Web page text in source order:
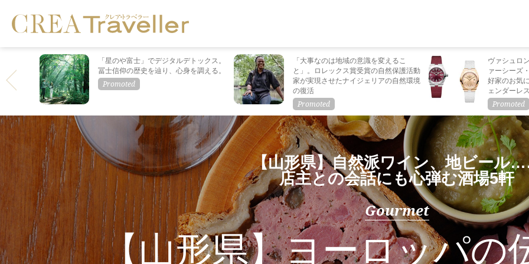
「星のや富士」でデジタルデトックス。
冨士信仰の歴史を辿り、心身を調える。
「大事なのは地域の意識を変えるこ
と」。ロレックス賞受賞の自然保護活動
家が実現させたナイジェリアの自然環境
の復活
ヴァシュロ
ァーシーズ
好家のお気
ェンダーレ
【山形県】自然派ワイン、地ビール
店主との会話にも心弾む酒場5軒
Gourmet
【山形県】ヨーロッパの